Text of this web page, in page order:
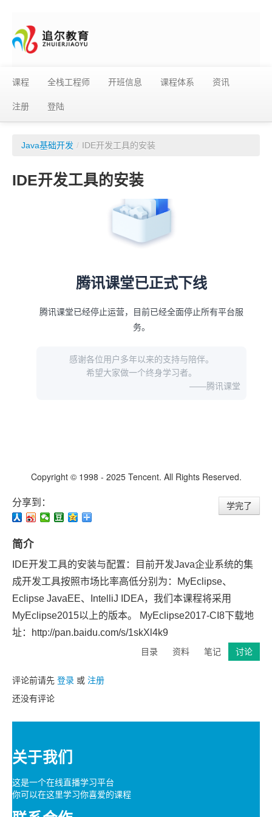
课程 全栈工程师 开班信息 课程体系 资讯
注册 登陆
Java基础开发 / IDE开发工具的安装
IDE开发工具的安装
分享到： 学完了
简介
IDE开发工具的安装与配置：目前开发Java企业系统的集
成开发工具按照市场比率高低分别为：MyEclipse、
Eclipse JavaEE、IntelliJ IDEA，我们本课程将采用
MyEclipse2015以上的版本。 MyEclipse2017-CI8下载地
址：http://pan.baidu.com/s/1skXl4k9
讨论
笔记
资料
目录
评论前请先 登录 或 注册
还没有评论
关于我们
这是一个在线直播学习平台
你可以在这里学习你喜爱的课程